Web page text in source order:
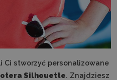
Ci stworzyć personalizowane
Silhouette. Znajdziesz